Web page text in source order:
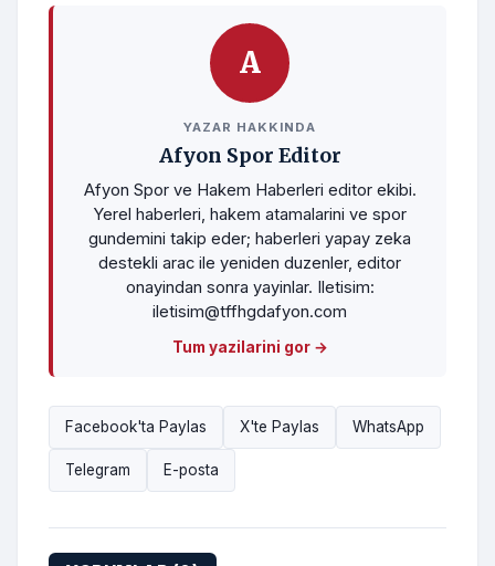
A
YAZAR HAKKINDA
Afyon Spor Editor
Afyon Spor ve Hakem Haberleri editor ekibi.
Yerel haberleri, hakem atamalarini ve spor
gundemini takip eder; haberleri yapay zeka
destekli arac ile yeniden duzenler, editor
onayindan sonra yayinlar. Iletisim:
iletisim@tffhgdafyon.com
Tum yazilarini gor →
Facebook'ta Paylas X'te Paylas WhatsApp
Telegram E-posta